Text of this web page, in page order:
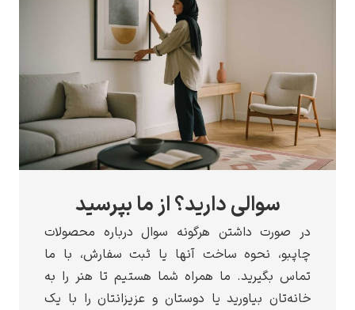
سوالی دارید؟ از ما بپرسید
صورت داشتن هرگونه سوال درباره محصولات
نحوه ساخت آنها یا ثبت سفارش، با ما
بگیرید. ما همراه شما هستیم تا هنر را به
بیاورید یا دوستان و عزیزانتان را با یک